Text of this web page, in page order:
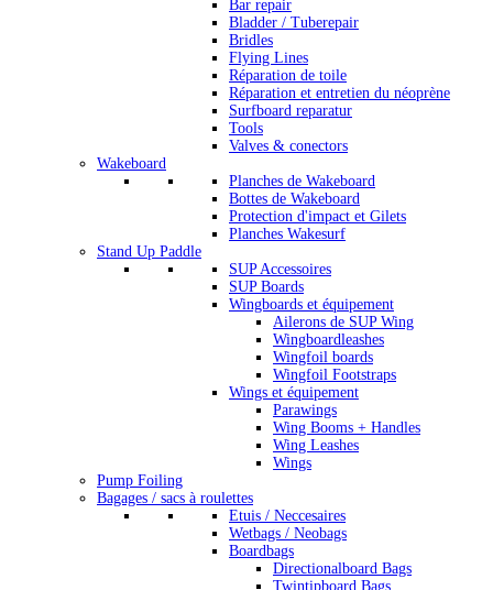
Bar repair
Bladder / Tuberepair
Bridles
Flying Lines
Réparation de toile
Réparation et entretien du néoprène
Surfboard reparatur
Tools
Valves & conectors
Wakeboard
Planches de Wakeboard
Bottes de Wakeboard
Protection d'impact et Gilets
Planches Wakesurf
Stand Up Paddle
SUP Accessoires
SUP Boards
Wingboards et équipement
Ailerons de SUP Wing
Wingboardleashes
Wingfoil boards
Wingfoil Footstraps
Wings et équipement
Parawings
Wing Booms + Handles
Wing Leashes
Wings
Pump Foiling
Bagages / sacs à roulettes
Etuis / Neccesaires
Wetbags / Neobags
Boardbags
Directionalboard Bags
Twintipboard Bags